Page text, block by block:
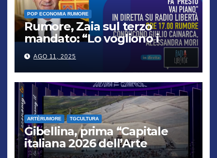
POP ECONOMIA RUMORE
Rumore, Zaia sul terzo
mandato: “Lo vogliono i
cittadini, chi non lo capisce
verrà punito”
AGO 11, 2025
ARTÈRUMORE TGCULTURA
Gibellina, prima “Capitale
italiana 2026 dell’Arte
contemporanea”